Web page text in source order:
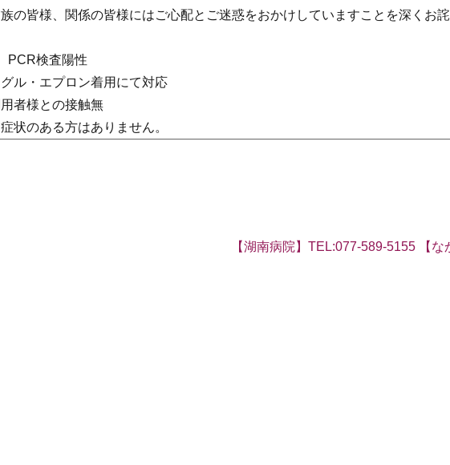
の皆様、関係の皆様にはご心配とご迷惑をおかけしていますことを深くお詫
検査陽性
ル・エプロン着用にて対応
者様との接触無
状のある方はありません。
【湖南病院】TEL:077-589-5155 【